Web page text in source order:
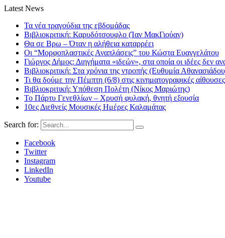
Latest News
Τα νέα τραγούδια της εβδομάδας
Βιβλιοκριτική: Καρυδότσουφλο (Ίαν ΜακΓιούαν)
Θα σε Βρω – Όταν η αλήθεια καταρρέει
Οι “Μορφοπλαστικές Αναπλάσεις” του Κώστα Ευαγγελάτου
Γιώργος Δήμος: Διηγήματα «ιδεών», στα οποία οι ιδέες δεν
Βιβλιοκριτική: Στα χρόνια της ντροπής (Ευθυμία
Τι θα δούμε την Πέμπτη (6/8) στις κινηματογραφικές αίθουσες
Βιβλιοκριτική: Υπόθεση Πολέτη (Νίκος Μαριώτης)
Το Πάρτυ Γενεθλίων – Χρυσή φυλακή, θνητή εξουσία
10ες Διεθνείς Μουσικές Ημέρες Καλαμάτας
Search for:
Facebook
Twitter
Instagram
LinkedIn
Youtube